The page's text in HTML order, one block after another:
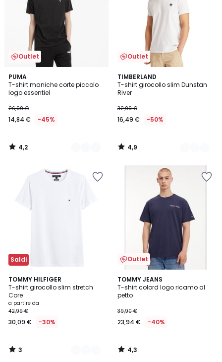
Outlet
PUMA
T-shirt maniche corte piccolo
logo essentiel
26,99 €
14,84 € -45%
4,2
/ 5
2
Colori
4,2
/
Outlet
TIMBERLAND
T-shirt girocollo slim Dunstan
River
32,99 €
16,49 € -50%
4,9
/ 5
3
Colori
4,9
/
Saldi
TOMMY HILFIGER
T-shirt girocollo slim stretch
Core
a partire da
42,99 €
30,09 € -30%
3
/
5
3
Colori
3
/
Outlet
TOMMY JEANS
T-shirt colord logo ricamo al
petto
39,90 €
23,94 € -40%
4,3
/ 5
4,3
/